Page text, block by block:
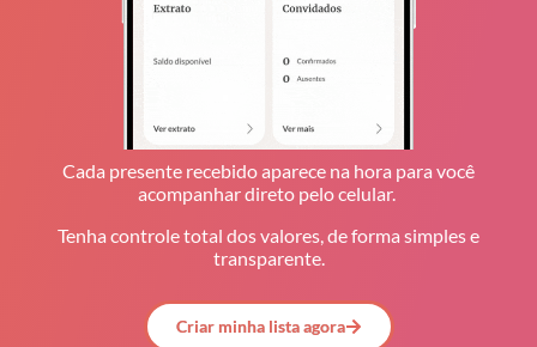
Cada presente recebido aparece na hora para você
acompanhar direto pelo celular.
Tenha controle total dos valores, de forma simples e
transparente.
Criar minha lista agora